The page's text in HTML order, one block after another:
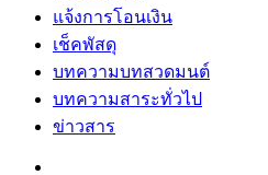
แจ้งการโอนเงิน
เช็คพัสดุ
บทความบทสวดมนต์
บทความสาระทั่วไป
ข่าวสาร